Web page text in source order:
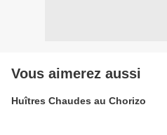
Vous aimerez aussi
Huîtres Chaudes au Chorizo